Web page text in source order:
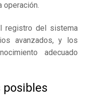
operación.
registro del sistema
avanzados, y los
adecuado
posibles